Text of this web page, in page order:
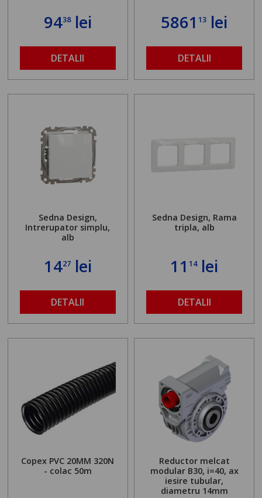
9438lei
DETALII
586113 lei
DETALII
Sedna Design,
Intrerupator simplu,
alb
1427lei
DETALII
Sedna Design, Rama
tripla, alb
1114lei
DETALII
Copex PVC 20MM 320N
- colac 50m
Reductor melcat
modular B30, i=40, ax
iesire tubular,
diametru 14mm